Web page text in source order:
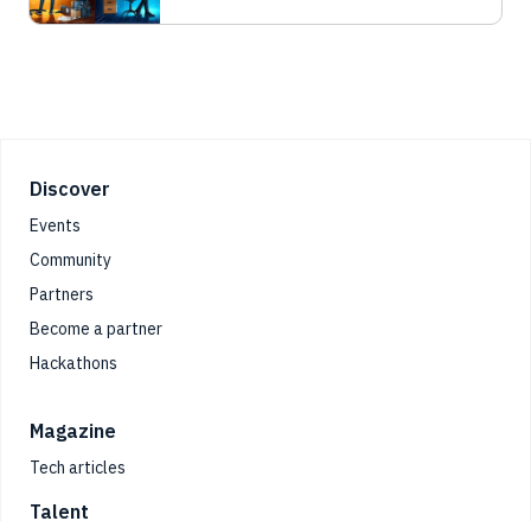
Footer
Discover
Events
Community
Partners
Become a partner
Hackathons
Magazine
Tech articles
Talent